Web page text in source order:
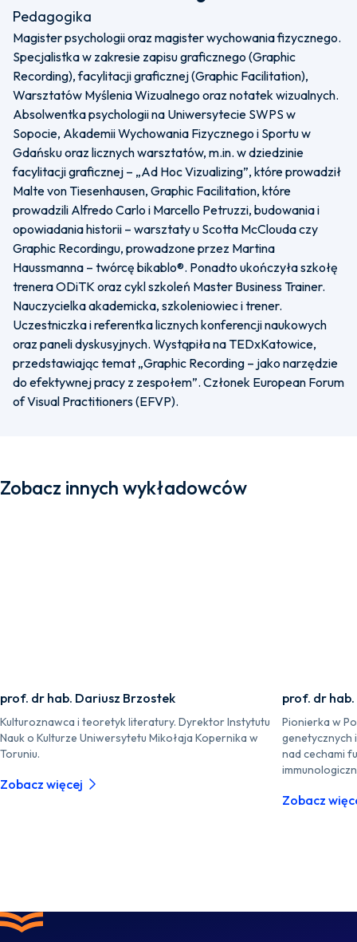
Pedagogika
Magister psychologii oraz magister wychowania fizycznego.
Specjalistka w zakresie zapisu graficznego (Graphic
Recording), facylitacji graficznej (Graphic Facilitation),
Warsztatów Myślenia Wizualnego oraz notatek wizualnych.
Absolwentka psychologii na Uniwersytecie SWPS w
Sopocie, Akademii Wychowania Fizycznego i Sportu w
Gdańsku oraz licznych warsztatów, m.in. w dziedzinie
facylitacji graficznej – „Ad Hoc Vizualizing”, które prowadził
Malte von Tiesenhausen, Graphic Facilitation, które
prowadzili Alfredo Carlo i Marcello Petruzzi, budowania i
opowiadania historii – warsztaty u Scotta McClouda czy
Graphic Recordingu, prowadzone przez Martina
Haussmanna – twórcę bikablo®. Ponadto ukończyła szkołę
trenera ODiTK oraz cykl szkoleń Master Business Trainer.
Nauczycielka akademicka, szkoleniowiec i trener.
Uczestniczka i referentka licznych konferencji naukowych
oraz paneli dyskusyjnych. Wystąpiła na TEDxKatowice,
przedstawiając temat „Graphic Recording – jako narzędzie
do efektywnej pracy z zespołem”. Członek European Forum
of Visual Practitioners (EFVP).
Zobacz innych wykładowców
prof. dr hab. Dariusz Brzostek
Kulturoznawca i teoretyk literatury. Dyrektor Instytutu
Nauk o Kulturze Uniwersytetu Mikołaja Kopernika w
Toruniu.
Zobacz więcej
prof. dr
Pionierka w
genetycznych
nad cechami
Zobacz